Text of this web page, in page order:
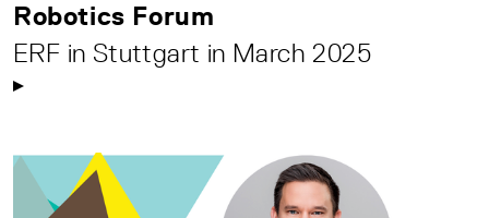
Robotics Forum
ERF in Stuttgart in March 2025